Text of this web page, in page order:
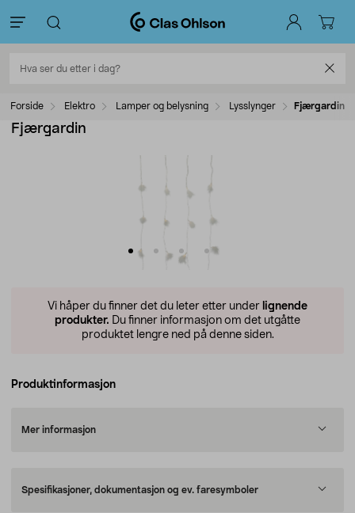
Forside Elektro Lamper og belysning Lysslynger Fjærgardin
Fjærgardin
Vi håper du finner det du leter etter under lignende
produkter. Du finner informasjon om det utgåtte
produktet lengre ned på denne siden.
Produktinformasjon
Mer informasjon
Spesifikasjoner, dokumentasjon og ev. faresymboler